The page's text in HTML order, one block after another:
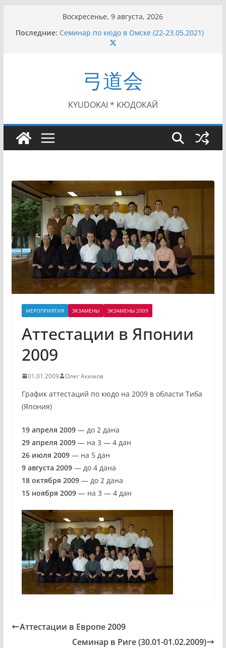
содержимому
Воскресенье, 9 августа, 2026
Последние: Семинар по кюдо в Омске (22-23.05.2021)
Чемпионат Росcии, Дёмино (2-5.09.2021)
II Кубок Посла Японии в России по Кюдо,
Орёл (25.07.2021)
I этап Кубка Московской области по Кюдо /
Сейдокан II (27.06.2021)
弓道会
KYUDOKAI * КЮДОКАЙ
МЕРОПРИЯТИЯ ЭКЗАМЕНЫ ЭКЗАМЕНЫ 2009
Аттестации в Японии
2009
01.01.2009 Олег Акимов
График аттестаций по кюдо на 2009 в области Тиба
(Япония)
19 апреля 2009— до 2 дана
29 апреля 2009— на 3 — 4 дан
26 июля 2009— на 5 дан
9 августа 2009— до 4 дана
18 октября 2009— до 2 дана
15 ноября 2009— на 3 — 4 дан
Аттестации в Европе 2009
Семинар в Риге (30.01-01.02.2009)